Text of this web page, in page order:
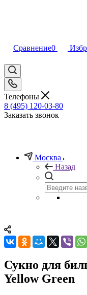
Сравнение0
Телефоны
8 (495) 120-03-80
Заказать звонок
Москва
Назад
Сукно для
Yellow Green